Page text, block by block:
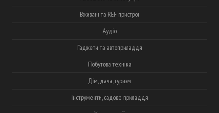
Вживані та REF пристрої
Аудіо
Гаджети та автоприладдя
Побутова техніка
Дім, дача, туризм
Інструменти, садове приладдя